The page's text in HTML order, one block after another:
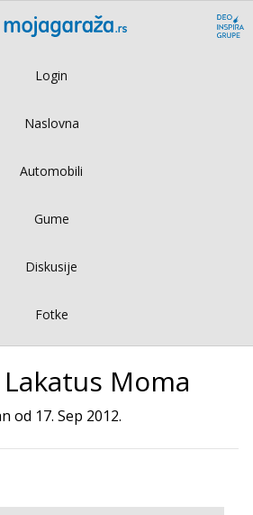
Login
Naslovna
Automobili
Gume
Diskusije
Fotke
Moma
od 17. Sep 2012.